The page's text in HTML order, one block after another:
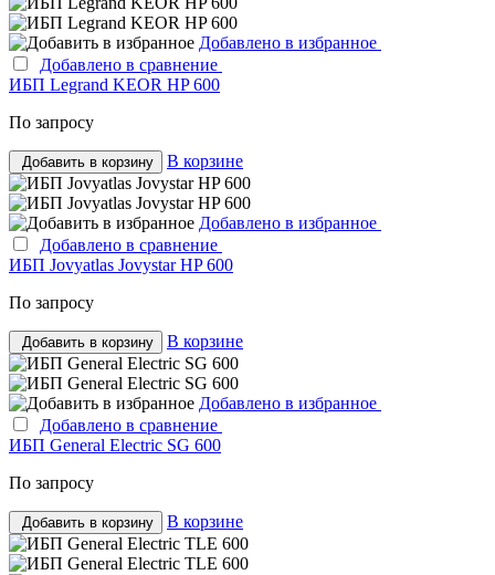
Добавлено в избранное
Добавлено в сравнение
ИБП Legrand KEOR HP 600
По запросу
Добавить в корзину В корзине
Добавлено в избранное
Добавлено в сравнение
ИБП Jovyatlas Jovystar HP 600
По запросу
Добавить в корзину В корзине
Добавлено в избранное
Добавлено в сравнение
ИБП General Electric SG 600
По запросу
Добавить в корзину В корзине